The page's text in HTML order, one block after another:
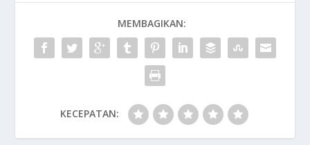
MEMBAGIKAN:
KECEPATAN: